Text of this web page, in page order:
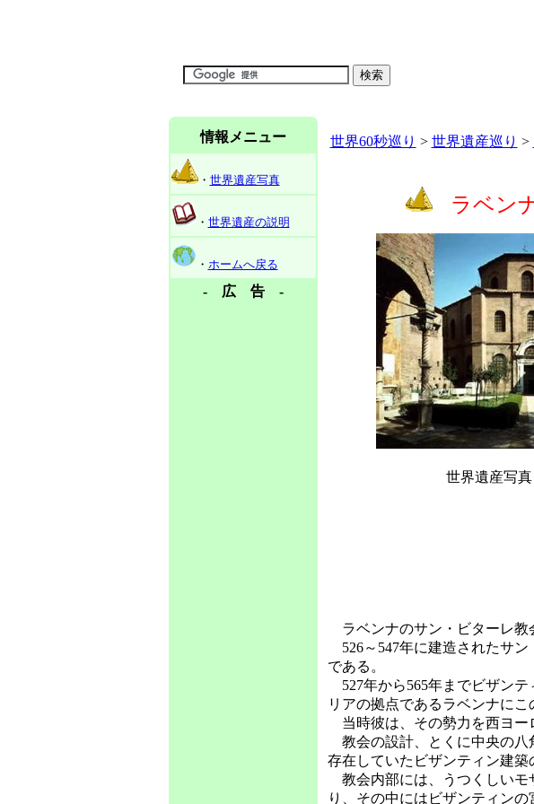
情報メニュー
・ 世界遺産写真
・ 世界遺産の説明
・ ホームへ戻る
- 広 告 -
世界60秒巡り > 世界遺産巡り >
ラベン
世界遺
ラベンナのサン・ビターレ教
526～547年に建造されたサン
である。
527年から565年までビザンテ
リアの拠点であるラベンナにこ
当時彼は、その勢力を西ヨー
教会の設計、とくに中央の八
存在していたビザンティン建築
教会内部には、うつくしいモ
り、その中にはビザンティン